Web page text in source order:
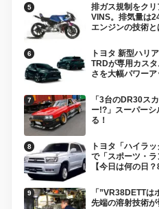
排ガス規制をクリ
VINS。排気量は
エンジンの技術と
トヨタ 新型ハリ
TRDが専用カス
さを大幅パワーア
「3台のDR30ス
ー!?」スーパー
る！
トヨタ「ハイラ
で「スポーツ・
【今日は何の日？
「”VR38DETT
先端の溶射技術